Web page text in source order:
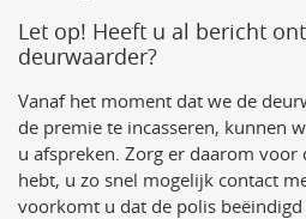
Let op! Heeft u al bericht
deurwaarder?
Vanaf het moment dat we de
de premie te incasseren, kunnen
u afspreken. Zorg er daarom voor
hebt, u zo snel mogelijk contact
voorkomt u dat de polis